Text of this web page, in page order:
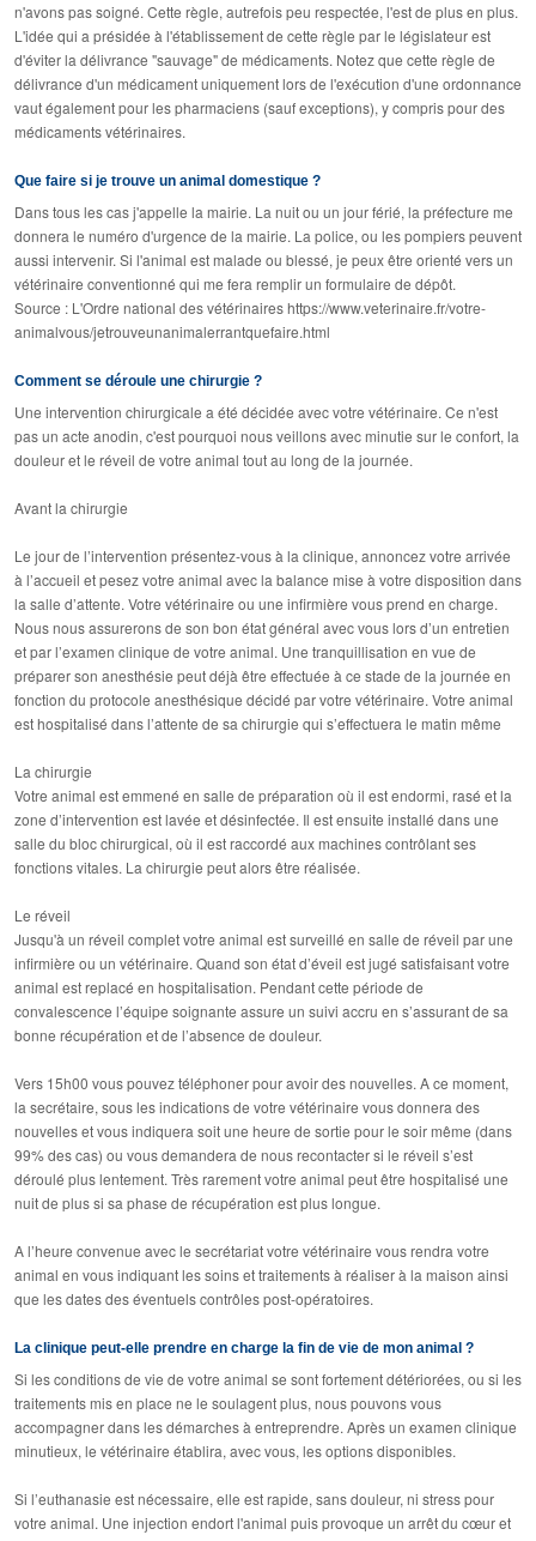
n'avons pas soigné. Cette règle, autrefois peu respectée, l'est de plus en plus.
L'idée qui a présidée à l'établissement de cette règle par le législateur est
d'éviter la délivrance "sauvage" de médicaments. Notez que cette règle de
délivrance d'un médicament uniquement lors de l'exécution d'une ordonnance
vaut également pour les pharmaciens (sauf exceptions), y compris pour des
médicaments vétérinaires.
Que faire si je trouve un animal domestique ?
Dans tous les cas j'appelle la mairie. La nuit ou un jour férié, la préfecture me
donnera le numéro d'urgence de la mairie. La police, ou les pompiers peuvent
aussi intervenir. Si l'animal est malade ou blessé, je peux être orienté vers un
vétérinaire conventionné qui me fera remplir un formulaire de dépôt.
Source : L'Ordre national des vétérinaires https://www.veterinaire.fr/votre­
animal­vous/je­trouve­un­animal­errant­que­faire.html
Comment se déroule une chirurgie ?
Une intervention chirurgicale a été décidée avec votre vétérinaire. Ce n'est
pas un acte anodin, c'est pourquoi nous veillons avec minutie sur le confort, la
douleur et le réveil de votre animal tout au long de la journée.
Avant la chirurgie
Le jour de l’intervention présentez-vous à la clinique, annoncez votre arrivée
à l’accueil et pesez votre animal avec la balance mise à votre disposition dans
la salle d’attente. Votre vétérinaire ou une infirmière vous prend en charge.
Nous nous assurerons de son bon état général avec vous lors d’un entretien
et par l’examen clinique de votre animal. Une tranquillisation en vue de
préparer son anesthésie peut déjà être effectuée à ce stade de la journée en
fonction du protocole anesthésique décidé par votre vétérinaire. Votre animal
est hospitalisé dans l’attente de sa chirurgie qui s’effectuera le matin même
La chirurgie
Votre animal est emmené en salle de préparation où il est endormi, rasé et la
zone d’intervention est lavée et désinfectée. Il est ensuite installé dans une
salle du bloc chirurgical, où il est raccordé aux machines contrôlant ses
fonctions vitales. La chirurgie peut alors être réalisée.
Le réveil
Jusqu'à un réveil complet votre animal est surveillé en salle de réveil par une
infirmière ou un vétérinaire. Quand son état d’éveil est jugé satisfaisant votre
animal est replacé en hospitalisation. Pendant cette période de
convalescence l’équipe soignante assure un suivi accru en s’assurant de sa
bonne récupération et de l’absence de douleur.
Vers 15h00 vous pouvez téléphoner pour avoir des nouvelles. A ce moment,
la secrétaire, sous les indications de votre vétérinaire vous donnera des
nouvelles et vous indiquera soit une heure de sortie pour le soir même (dans
99% des cas) ou vous demandera de nous recontacter si le réveil s’est
déroulé plus lentement. Très rarement votre animal peut être hospitalisé une
nuit de plus si sa phase de récupération est plus longue.
A l’heure convenue avec le secrétariat votre vétérinaire vous rendra votre
animal en vous indiquant les soins et traitements à réaliser à la maison ainsi
que les dates des éventuels contrôles post-opératoires.
La clinique peut-elle prendre en charge la fin de vie de mon animal ?
Si les conditions de vie de votre animal se sont fortement détériorées, ou si les
traitements mis en place ne le soulagent plus, nous pouvons vous
accompagner dans les démarches à entreprendre. Après un examen clinique
minutieux, le vétérinaire établira, avec vous, les options disponibles.
Si l’euthanasie est nécessaire, elle est rapide, sans douleur, ni stress pour
votre animal. Une injection endort l'animal puis provoque un arrêt du cœur et